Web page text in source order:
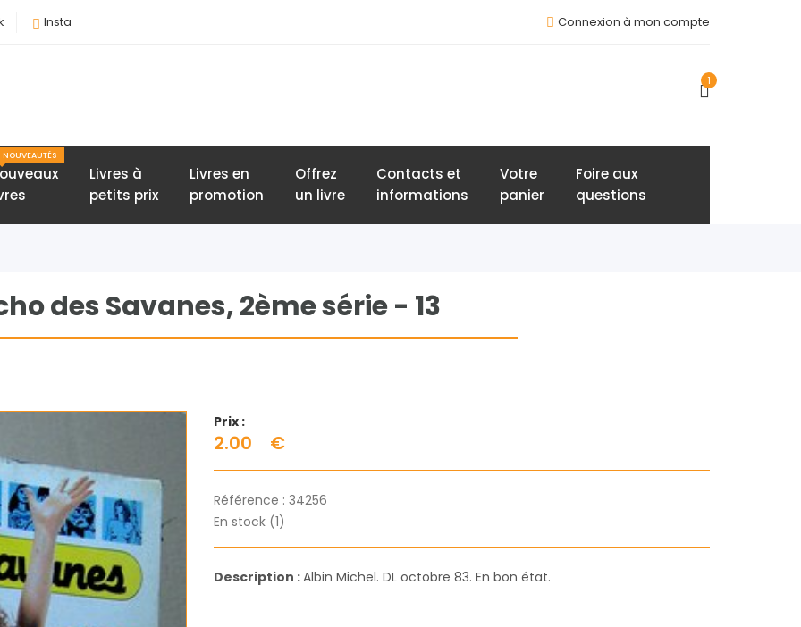
Insta Connexion à mon compte
1
NOUVEAUTÉS
Livres à
petits prix
Livres en
promotion
Offrez
un livre
Contacts et
informations
Votre
panier
Foire aux
questions
des Savanes, 2ème série - 13
Prix :
2.00 €
Référence : 34256
En stock (1)
Description :Albin Michel. DL octobre 83. En bon état.